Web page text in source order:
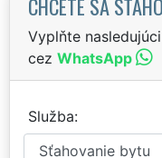
Vyplňte
cez WhatsApp
Služba